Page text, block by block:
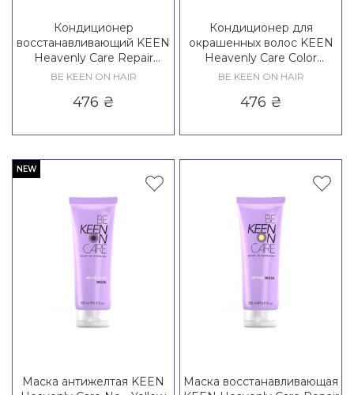
Кондиционер
восстанавливающий KEEN
Heavenly Care Repair
Conditioner
BE KEEN ON HAIR
476 ₴
Кондиционер для
окрашенных волос KEEN
Heavenly Care Color
Protect Conditioner
BE KEEN ON HAIR
476 ₴
NEW
Маска антижелтая KEEN
Маска восстанавливающая